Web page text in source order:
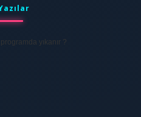
yıkanır ?